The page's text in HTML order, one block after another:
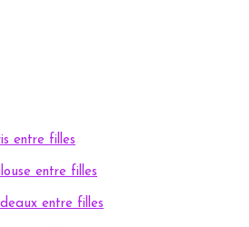
entre filles
entre filles
entre filles